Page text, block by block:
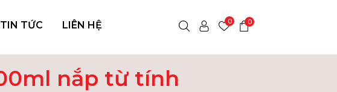
TIN TỨC LIÊN HỆ 0 0
nắp từ tính